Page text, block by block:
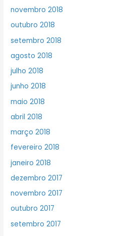
novembro 2018
outubro 2018
setembro 2018
agosto 2018
julho 2018
junho 2018
maio 2018
abril 2018
março 2018
fevereiro 2018
janeiro 2018
dezembro 2017
novembro 2017
outubro 2017
setembro 2017